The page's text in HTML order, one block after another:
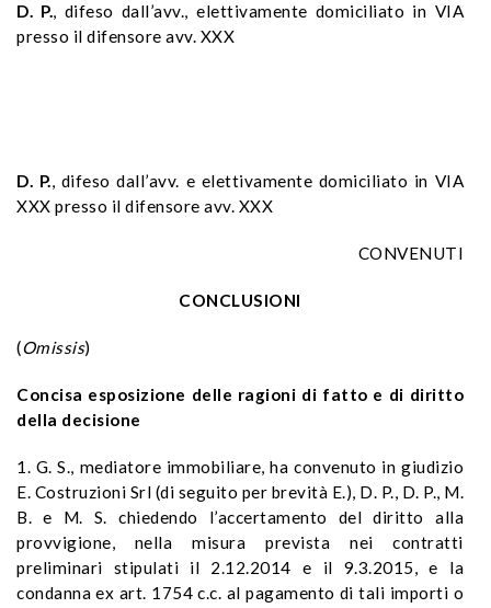
D. P., difeso dall’avv., elettivamente domiciliato in VIA
presso il difensore avv. XXX
D. P., difeso dall’avv. e elettivamente domiciliato in VIA
XXX presso il difensore avv. XXX
CONVENUTI
CONCLUSIONI
(Omissis)
Concisa esposizione delle ragioni di fatto e di diritto
della decisione
1. G. S., mediatore immobiliare, ha convenuto in giudizio
E. Costruzioni Srl (di seguito per brevità E.), D. P., D. P., M.
B. e M. S. chiedendo l’accertamento del diritto alla
provvigione, nella misura prevista nei contratti
preliminari stipulati il 2.12.2014 e il 9.3.2015, e la
condanna ex art. 1754 c.c. al pagamento di tali importi o